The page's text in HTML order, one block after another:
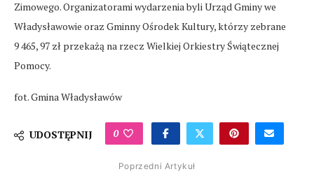
Zimowego. Organizatorami wydarzenia byli Urząd Gminy we
Władysławowie oraz Gminny Ośrodek Kultury, którzy zebrane
9 465, 97 zł przekażą na rzecz Wielkiej Orkiestry Świątecznej
Pomocy.
fot. Gmina Władysławów
UDOSTĘPNIJ 0
Poprzedni Artykuł